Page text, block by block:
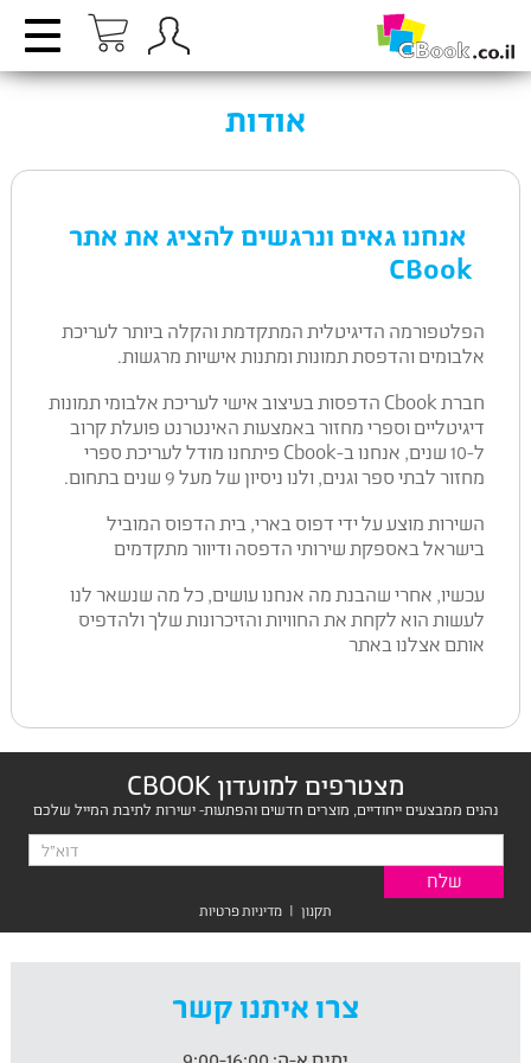
אודות
אנחנו גאים ונרגשים להציג את אתר
CBook
הפלטפורמה הדיגיטלית המתקדמת והקלה ביותר לעריכת
אלבומים והדפסת תמונות ומתנות אישיות מרגשות.
חברת Cbook הדפסות בעיצוב אישי לעריכת אלבומי תמונות
דיגיטליים וספרי מחזור באמצעות האינטרנט פועלת קרוב
ל-10 שנים, אנחנו ב-Cbook פיתחנו מודל לעריכת ספרי
מחזור לבתי ספר וגנים, ולנו ניסיון של מעל 9 שנים בתחום.
השירות מוצע על ידי דפוס בארי, בית הדפוס המוביל
בישראל באספקת שירותי הדפסה ודיוור מתקדמים
עכשיו, אחרי שהבנת מה אנחנו עושים, כל מה שנשאר לנו
לעשות הוא לקחת את החוויות והזיכרונות שלך ולהדפיס
אותם אצלנו באתר
מצטרפים למועדון CBOOK
נהנים ממבצעים ייחודיים, מוצרים חדשים והפתעות- ישירות לתיבת המייל שלכם
תקנון | מדיניות פרטיות
צרו איתנו קשר